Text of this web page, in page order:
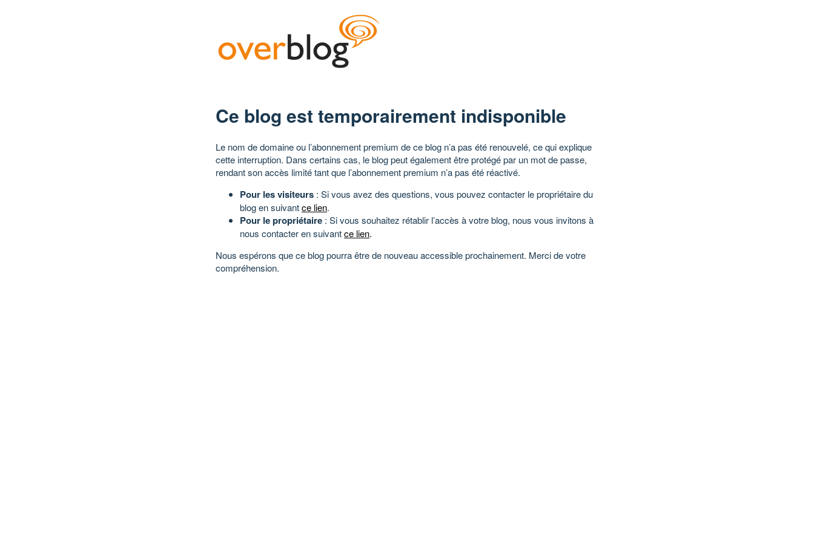
Ce blog est temporairement indisponible
Le nom de domaine ou l’abonnement premium de ce blog n’a pas été renouvelé, ce qui explique
cette interruption. Dans certains cas, le blog peut également être protégé par un mot de passe,
rendant son accès limité tant que l’abonnement premium n’a pas été réactivé.
Pour les visiteurs : Si vous avez des questions, vous pouvez contacter le propriétaire du
blog en suivantce lien.
Pour le propriétaire : Si vous souhaitez rétablir l’accès à votre blog, nous vous invitons à
nous contacter en suivantce lien.
Nous espérons que ce blog pourra être de nouveau accessible prochainement. Merci de votre
compréhension.